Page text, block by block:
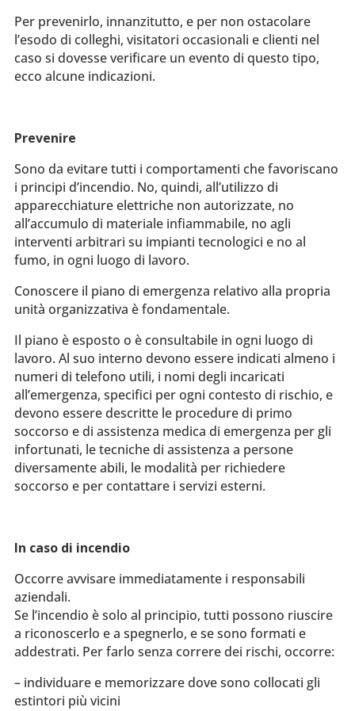
Per prevenirlo, innanzitutto, e per non ostacolare
l’esodo di colleghi, visitatori occasionali e clienti nel
caso si dovesse verificare un evento di questo tipo,
ecco alcune indicazioni.
Prevenire
Sono da evitare tutti i comportamenti che favoriscano
i principi d’incendio. No, quindi, all’utilizzo di
apparecchiature elettriche non autorizzate, no
all’accumulo di materiale infiammabile, no agli
interventi arbitrari su impianti tecnologici e no al
fumo, in ogni luogo di lavoro.
Conoscere il piano di emergenza relativo alla propria
unità organizzativa è fondamentale.
Il piano è esposto o è consultabile in ogni luogo di
lavoro. Al suo interno devono essere indicati almeno i
numeri di telefono utili, i nomi degli incaricati
all’emergenza, specifici per ogni contesto di rischio, e
devono essere descritte le procedure di primo
soccorso e di assistenza medica di emergenza per gli
infortunati, le tecniche di assistenza a persone
diversamente abili, le modalità per richiedere
soccorso e per contattare i servizi esterni.
In caso di incendio
Occorre avvisare immediatamente i responsabili
aziendali.
Se l’incendio è solo al principio, tutti possono riuscire
a riconoscerlo e a spegnerlo, e se sono formati e
addestrati. Per farlo senza correre dei rischi, occorre:
– individuare e memorizzare dove sono collocati gli
estintori più vicini